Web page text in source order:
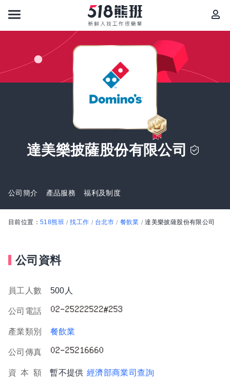
達美樂披薩股份有限公司
公司簡介 產品服務 福利及制度
目前位置： 518熊班 / 找工作 / 台北市 / 餐飲業 / 達美樂披薩股份有限公司
公司資料
員工人數 500人
公司電話
產業類別 餐飲業
公司傳真
資 本 額 暫不提供 經濟部商業司查詢